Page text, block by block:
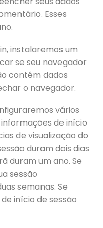
Esses
instalaremos um
se seu navegador
contém dados
o navegador.
vários
de início
de visualização do
duram dois dias
duram um ano. Se
sessão
semanas. Se
início de sessão